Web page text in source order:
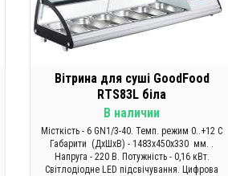
Вітрина для суші GoodFood
RTS83L біла
В наличии
Місткість - 6 GN1/3-40. Темп. режим 0..+12 C
Габарити (ДхШхВ) - 1483х450х330 мм. .
Напруга - 220 В. Потужність - 0,16 кВт.
Світлодіодне LED підсвічування. Цифрова